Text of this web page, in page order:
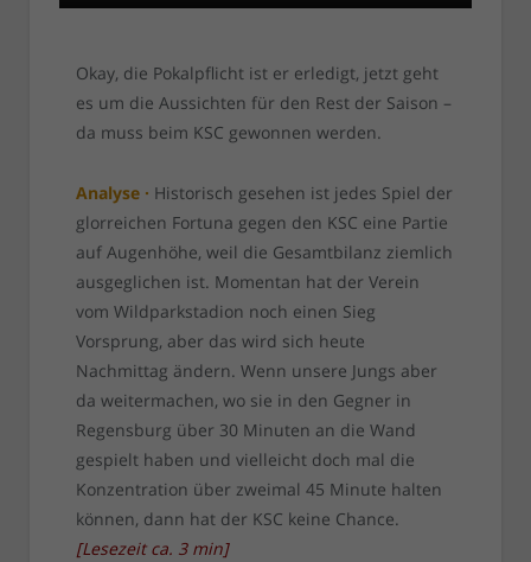
Okay, die Pokalpflicht ist er erledigt, jetzt geht
es um die Aussichten für den Rest der Saison –
da muss beim KSC gewonnen werden.
Analyse · Historisch gesehen ist jedes Spiel der
glorreichen Fortuna gegen den KSC eine Partie
auf Augenhöhe, weil die Gesamtbilanz ziemlich
ausgeglichen ist. Momentan hat der Verein
vom Wildparkstadion noch einen Sieg
Vorsprung, aber das wird sich heute
Nachmittag ändern. Wenn unsere Jungs aber
da weitermachen, wo sie in den Gegner in
Regensburg über 30 Minuten an die Wand
gespielt haben und vielleicht doch mal die
Konzentration über zweimal 45 Minute halten
können, dann hat der KSC keine Chance.
[Lesezeit ca. 3 min]